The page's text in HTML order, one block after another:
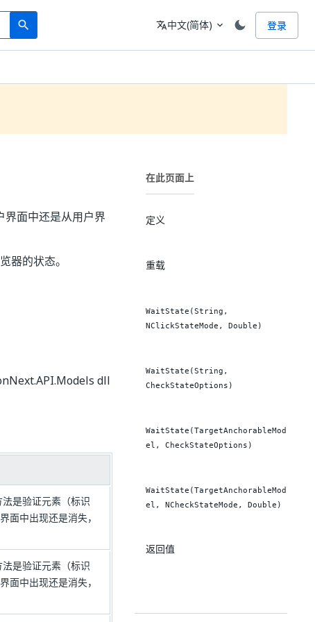
search
Search 语言
translate中文(简体) expand_more 登录
面中还是从用户界
器的状态。
dll
是验证元素（标识
面中出现还是消失，
是验证元素（标识
面中出现还是消失，
在此页面上
定义
重载
WaitState(String,
NClickStateMode, Double)
WaitState(String,
CheckStateOptions)
WaitState(TargetAnchorableMod
el, CheckStateOptions)
WaitState(TargetAnchorableMod
el, NCheckStateMode, Double)
返回值